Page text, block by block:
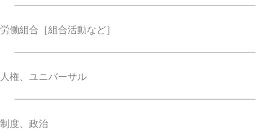
労働組合 ［組合活動など］
人権、ユニバーサル
制度、政治